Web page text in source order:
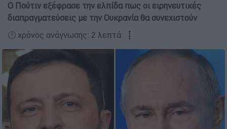
Ο Πούτιν εξέφρασε την ελπίδα πως οι ειρηνευτικές
διαπραγματεύσεις με την Ουκρανία θα συνεχιστούν
🕛 χρόνος ανάγνωσης: 2 λεπτά ┋